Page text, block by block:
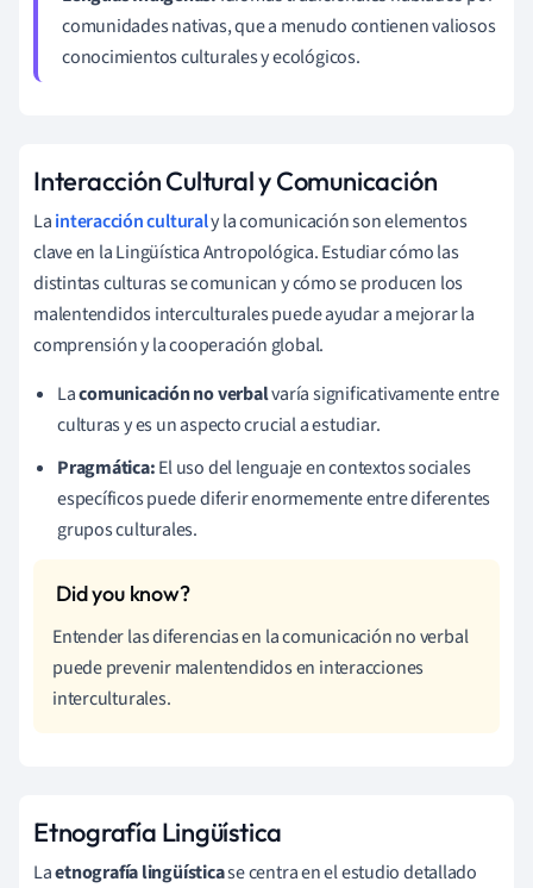
comunidades nativas, que a menudo contienen valiosos
conocimientos culturales y ecológicos.
Interacción Cultural y Comunicación
Lainteracción culturaly la comunicación son elementos
clave en la Lingüística Antropológica. Estudiar cómo las
distintas culturas se comunican y cómo se producen los
malentendidos interculturales puede ayudar a mejorar la
comprensión y la cooperación global.
Lacomunicación no verbalvaría significativamente entre
culturas y es un aspecto crucial a estudiar.
Pragmática:El uso del lenguaje en contextos sociales
específicos puede diferir enormemente entre diferentes
grupos culturales.
Entender las diferencias en la comunicación no verbal
puede prevenir malentendidos en interacciones
interculturales.
Etnografía Lingüística
Laetnografía lingüísticase centra en el estudio detallado